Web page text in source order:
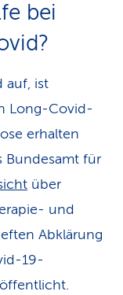
bei
auf, ist
Long-Covid-
erhalten
Bundesamt für
über
und
Abklärung
19-